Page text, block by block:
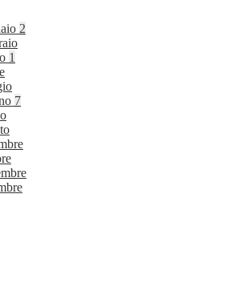
2
1
7